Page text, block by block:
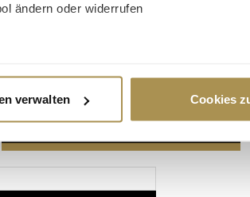
ändern oder widerrufen
werden, und legen Sie Ihre
Funktionen für soziale Medien
verwalten Cookies